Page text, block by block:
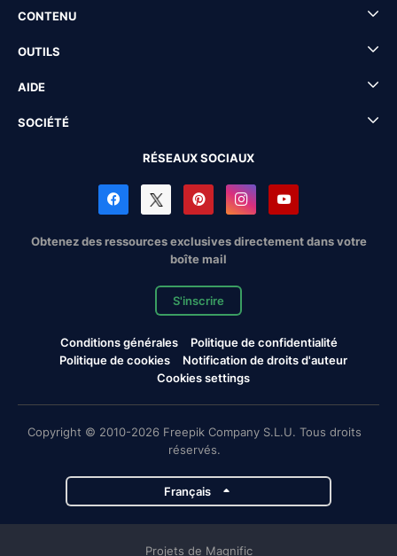
CONTENU
OUTILS
AIDE
SOCIÉTÉ
RÉSEAUX SOCIAUX
Obtenez des ressources exclusives directement dans votre
boîte mail
S'inscrire
Conditions générales
Politique de confidentialité
Politique de cookies
Notification de droits d'auteur
Cookies settings
Copyright © 2010-2026 Freepik Company S.L.U. Tous droits
réservés.
Français
Projets de Magnific